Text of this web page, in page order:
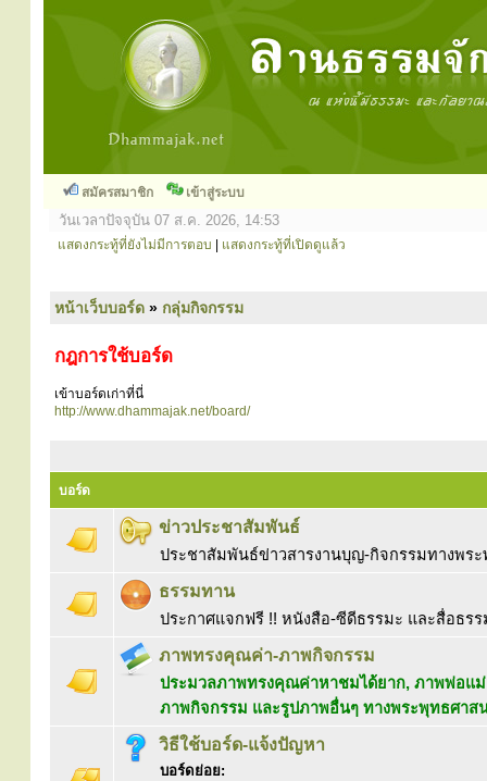
สมัครสมาชิก เข้าสู่ระบบ
วันเวลาปัจจุบัน 07 ส.ค. 2026, 14:53
แสดงกระทู้ที่ยังไม่มีการตอบ แสดงกระทู้ที่เปิดดูแล้ว
หน้าเว็บบอร์ด » กลุ่มกิจกรรม
กฎการใช้บอร์ด
เข้าบอร์ดเก่าที่นี่
http://www.dhammajak.net/board/
บอร์ด
ข่าวประชาสัมพันธ์
ประชาสัมพันธ์ข่าวสารงานบุญ-กิจกรรมทางพร
ธรรมทาน
ประกาศแจกฟรี !! หนังสือ-ซีดีธรรมะ และสื่อธรร
ภาพทรงคุณค่า-ภาพกิจกรรม
ประมวลภาพทรงคุณค่าหาชมได้ยาก, ภาพพ่อแม่
ภาพกิจกรรม และรูปภาพอื่นๆ ทางพระพุทธศาส
วิธีใช้บอร์ด-แจ้งปัญหา
บอร์ดย่อย: